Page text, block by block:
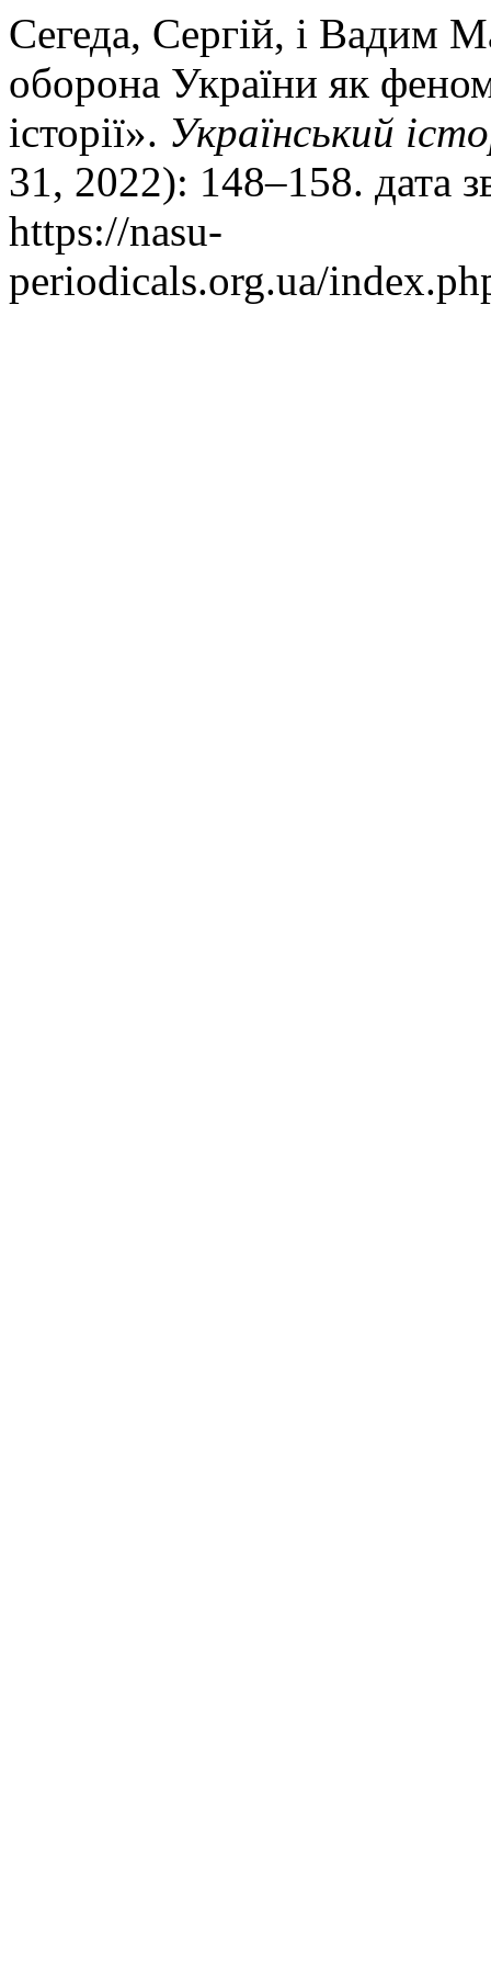
Сегеда, Сергій, і Вадим
оборона України як
історії». Український
31, 2022): 148–158. дата
https://nasu-
periodicals.org.ua/